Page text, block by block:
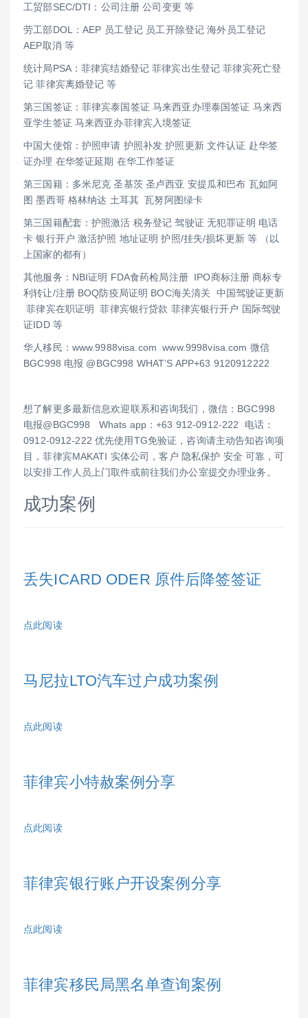
工贸部SEC/DTI：公司注册 公司变更 等
劳工部DOL：AEP 员工登记 员工开除登记 海外员工登记
AEP取消 等
统计局PSA：菲律宾结婚登记 菲律宾出生登记 菲律宾死亡登
记 菲律宾离婚登记 等
第三国签证：菲律宾泰国签证 马来西亚办理泰国签证 马来西
亚学生签证 马来西亚办菲律宾入境签证
中国大使馆：护照申请 护照补发 护照更新 文件认证 赴华签
证办理 在华签证延期 在华工作签证
第三国籍：多米尼克 圣基茨 圣卢西亚 安提瓜和巴布 瓦如阿
图 墨西哥 格林纳达 土耳其 瓦努阿图绿卡
第三国籍配套：护照激活 税务登记 驾驶证 无犯罪证明 电话
卡 银行开户 激活护照 地址证明 护照/挂失/损坏更新 等 （以
上国家的都有）
其他服务：NBI证明 FDA食药检局注册 IPO商标注册 商标专
利转让/注册 BOQ防疫局证明 BOC海关清关 中国驾驶证更新
菲律宾在职证明 菲律宾银行贷款 菲律宾银行开户 国际驾驶
证IDD 等
华人移民：www.9988visa.com www.9998visa.com 微信
BGC998 电报 @BGC998 WHAT’S APP+63 9120912222
想了解更多最新信息欢迎联系和咨询我们，微信：BGC998
电报@BGC998 Whats app：+63 912-0912-222 电话：
0912-0912-222 优先使用TG免验证，咨询请主动告知咨询项
目，菲律宾MAKATI 实体公司，客户 隐私保护 安全 可靠，可
以安排工作人员上门取件或前往我们办公室提交办理业务。
成功案例
丢失ICARD ODER 原件后降签签证
点此阅读
马尼拉LTO汽车过户成功案例
点此阅读
菲律宾小特赦案例分享
点此阅读
菲律宾银行账户开设案例分享
点此阅读
菲律宾移民局黑名单查询案例